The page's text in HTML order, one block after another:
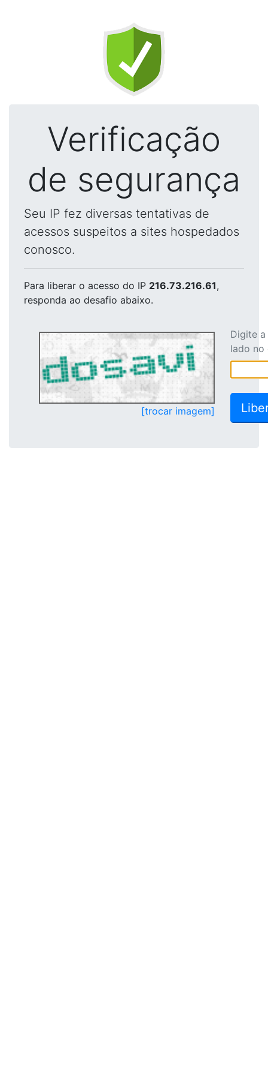
Verificação
de segurança
Seu IP fez diversas tentativas de
acessos suspeitos a sites hospedados
conosco.
Para liberar o acesso do IP 216.73.216.61,
responda ao desafio abaixo.
[trocar imagem]
Digite
lado no